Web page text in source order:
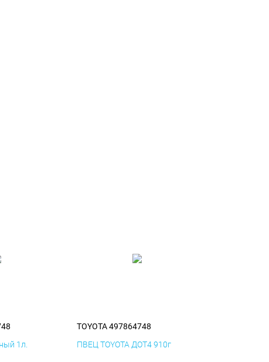
1л.
TOYOTA 497864748
ПВЕЦ TOYOTA ДОТ4 910г